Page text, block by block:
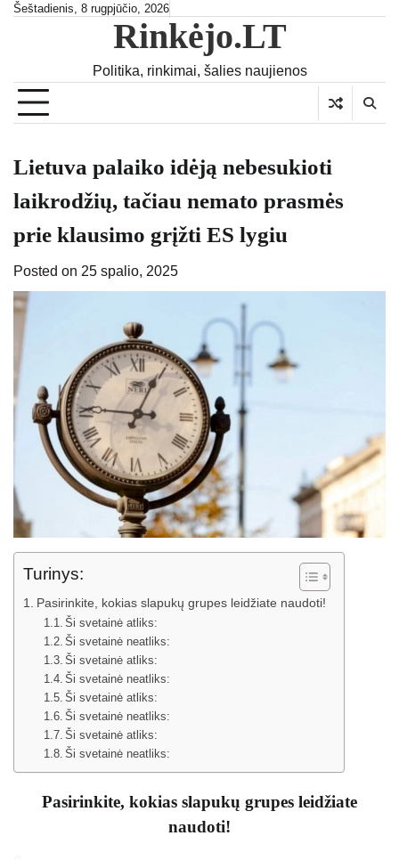
SkipŠeštadienis, 8 rugpjūčio, 2026
Rinkėjo.LT
Politika, rinkimai, šalies naujienos
Lietuva palaiko idėją nebesukioti
laikrodžių, tačiau nemato prasmės
prie klausimo grįžti ES lygiu
Posted on 25 spalio, 2025
Turinys:
Pasirinkite, kokias slapukų grupes leidžiate naudoti!
Ši svetainė atliks:
Ši svetainė neatliks:
Ši svetainė atliks:
Ši svetainė neatliks:
Ši svetainė atliks:
Ši svetainė neatliks:
Ši svetainė atliks:
Ši svetainė neatliks:
Pasirinkite, kokias slapukų grupes leidžiate
naudoti!